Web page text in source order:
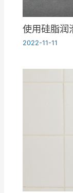
使用硅脂润
2022-11-11